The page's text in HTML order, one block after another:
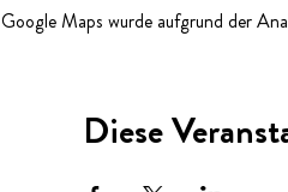
Google Maps wurde aufgrund der
Diese